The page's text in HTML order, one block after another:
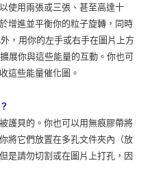
使用兩張或三張、甚至高達十
增進並平衡你的粒子旋轉，同時
，用你的左手或右手在圖片上方
展你與這些能量的互動。你也可
這些能量催化圖。
護貝的。你也可以用無痕膠帶將
將它們放置在多孔文件夾內（放
是請勿切割或在圖片上打孔，因